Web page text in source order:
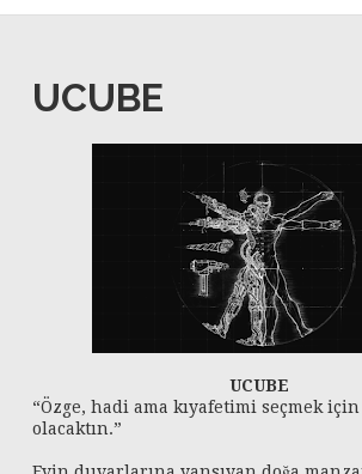
UCUBE
UCUBE
“Özge, hadi ama kıyafetimi seçmek için
olacaktın.”